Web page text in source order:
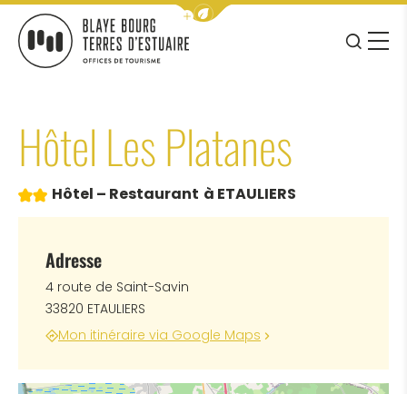
Afficher la barre de navigation
JE
MENU
Hôtel Les Platanes
2 étoilesHôtel – Restaurant à ETAULIERS
Adresse
4 route de Saint-Savin
33820 ETAULIERS
Mon itinéraire via Google Maps